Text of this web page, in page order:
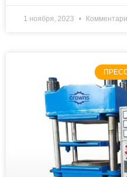
1 ноября, 2023